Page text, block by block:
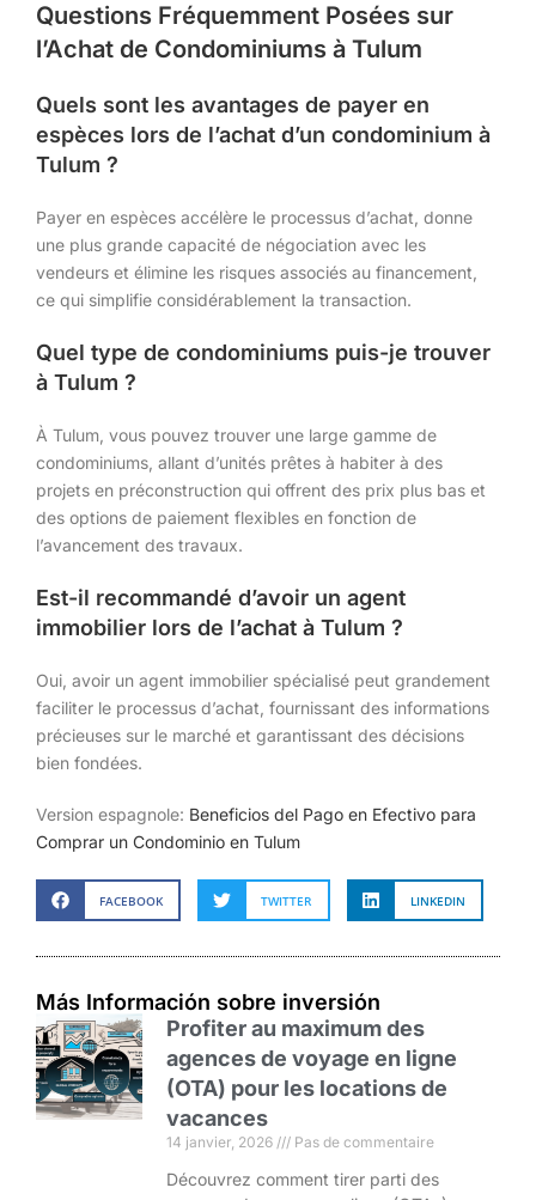
Questions Fréquemment Posées sur
l’Achat de Condominiums à Tulum
Quels sont les avantages de payer en
espèces lors de l’achat d’un condominium à
Tulum ?
Payer en espèces accélère le processus d’achat, donne
une plus grande capacité de négociation avec les
vendeurs et élimine les risques associés au financement,
ce qui simplifie considérablement la transaction.
Quel type de condominiums puis-je trouver
à Tulum ?
À Tulum, vous pouvez trouver une large gamme de
condominiums, allant d’unités prêtes à habiter à des
projets en préconstruction qui offrent des prix plus bas et
des options de paiement flexibles en fonction de
l’avancement des travaux.
Est-il recommandé d’avoir un agent
immobilier lors de l’achat à Tulum ?
Oui, avoir un agent immobilier spécialisé peut grandement
faciliter le processus d’achat, fournissant des informations
précieuses sur le marché et garantissant des décisions
bien fondées.
Version espagnole: Beneficios del Pago en Efectivo para
Comprar un Condominio en Tulum
FACEBOOK TWITTER LINKEDIN
Más Información sobre inversión
Profiter au maximum des
agences de voyage en ligne
(OTA) pour les locations de
vacances
14 janvier, 2026 Pas de commentaire
Découvrez comment tirer parti des